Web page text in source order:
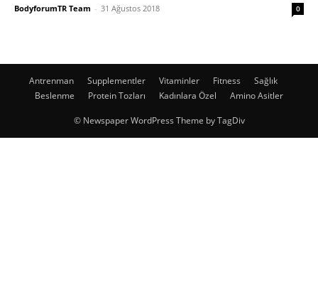
BodyforumTR Team - 31 Ağustos 2018 0
Antrenman Supplementler Vitaminler Fitness
Sağlık
Beslenme
Protein Tozları Kadınlara Özel Amino Asitler
© Newspaper WordPress Theme by TagDiv